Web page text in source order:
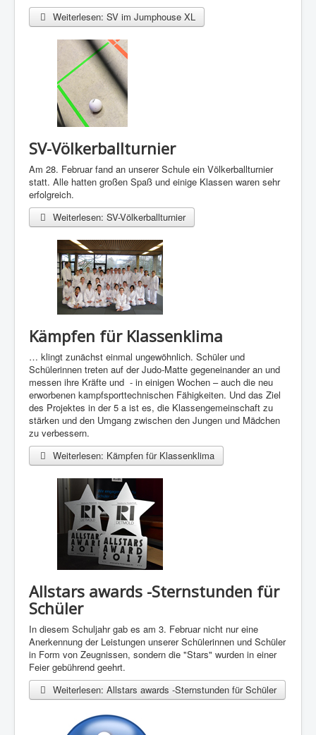
Weiterlesen: SV im Jumphouse XL
SV-Völkerballturnier
Am 28. Februar fand an unserer Schule ein Völkerballturnier
statt. Alle hatten großen Spaß und einige Klassen waren sehr
erfolgreich.
Weiterlesen: SV-Völkerballturnier
Kämpfen für Klassenklima
… klingt zunächst einmal ungewöhnlich. Schüler und
Schülerinnen treten auf der Judo-Matte gegeneinander an und
messen ihre Kräfte und - in einigen Wochen – auch die neu
erworbenen kampfsporttechnischen Fähigkeiten. Und das Ziel
des Projektes in der 5 a ist es, die Klassengemeinschaft zu
stärken und den Umgang zwischen den Jungen und Mädchen
zu verbessern.
Weiterlesen: Kämpfen für Klassenklima
Allstars awards -Sternstunden für
Schüler
In diesem Schuljahr gab es am 3. Februar nicht nur eine
Anerkennung der Leistungen unserer Schülerinnen und Schüler
in Form von Zeugnissen, sondern die "Stars" wurden in einer
Feier gebührend geehrt.
Weiterlesen: Allstars awards -Sternstunden für Schüler